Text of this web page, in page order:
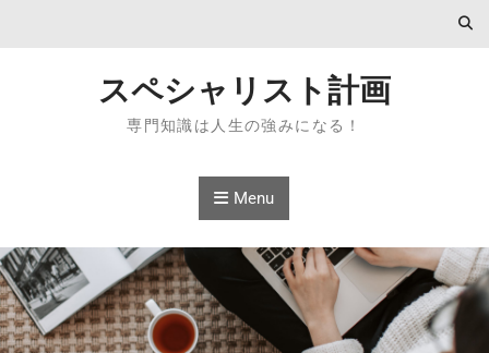
スペシャリスト計画
専門知識は人生の強みになる！
Menu